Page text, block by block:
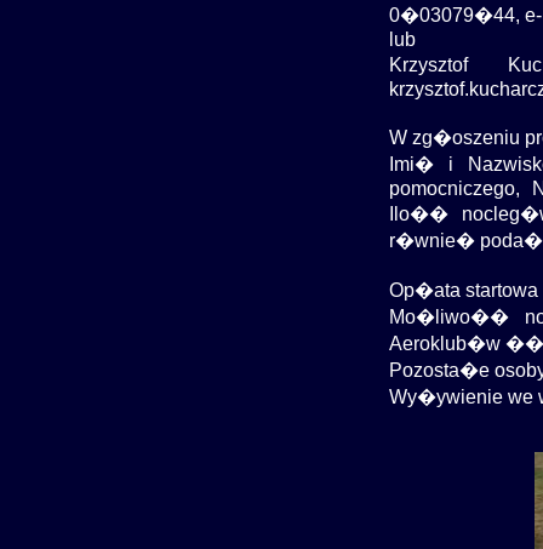
0�03079�44, e-
lub
Krzysztof
W zg�oszeniu
Imi� i
pomocniczego,
Ilo��
r�wnie�
Op�ata
Mo�liwo��
Aeroklub�w
Pozosta�e
Wy�ywienie we